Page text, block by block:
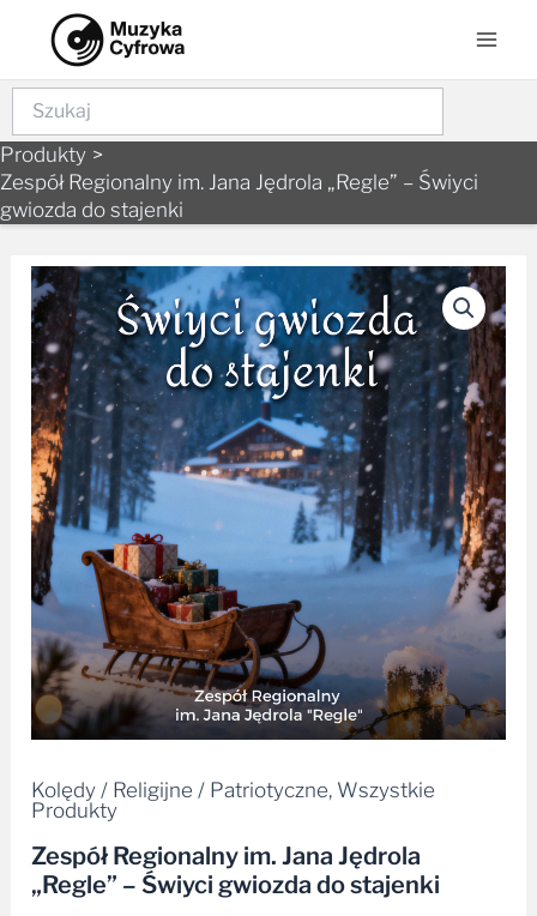
content
Szukaj
Produkty
Zespół Regionalny im. Jana Jędrola „Regle” – Świyci
gwiozda do stajenki
Kolędy / Religijne / Patriotyczne, Wszystkie
Produkty
Zespół Regionalny im. Jana Jędrola
„Regle” – Świyci gwiozda do stajenki
ilość
Zespół
Regionalny
im.
Jana
Jędrola
"Regle"
-
Świyci
gwiozda
do
stajenki